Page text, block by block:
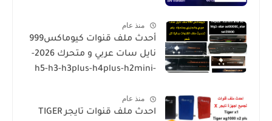
منذ عام
أحدث ملف قنوات كيوماكس999
نايل سات عربي و متحرك 2026-
h5-h3-h3plus-h4plus-h2mini-
sat20000
منذ عام
احدث ملف قنوات تايجر TIGER